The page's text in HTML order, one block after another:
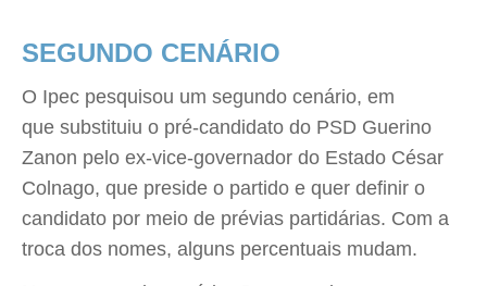
SEGUNDO CENÁRIO
O Ipec pesquisou um segundo cenário, em
que substituiu o pré-candidato do PSD Guerino
Zanon pelo ex-vice-governador do Estado César
Colnago, que preside o partido e quer definir o
candidato por meio de prévias partidárias. Com a
troca dos nomes, alguns percentuais mudam.